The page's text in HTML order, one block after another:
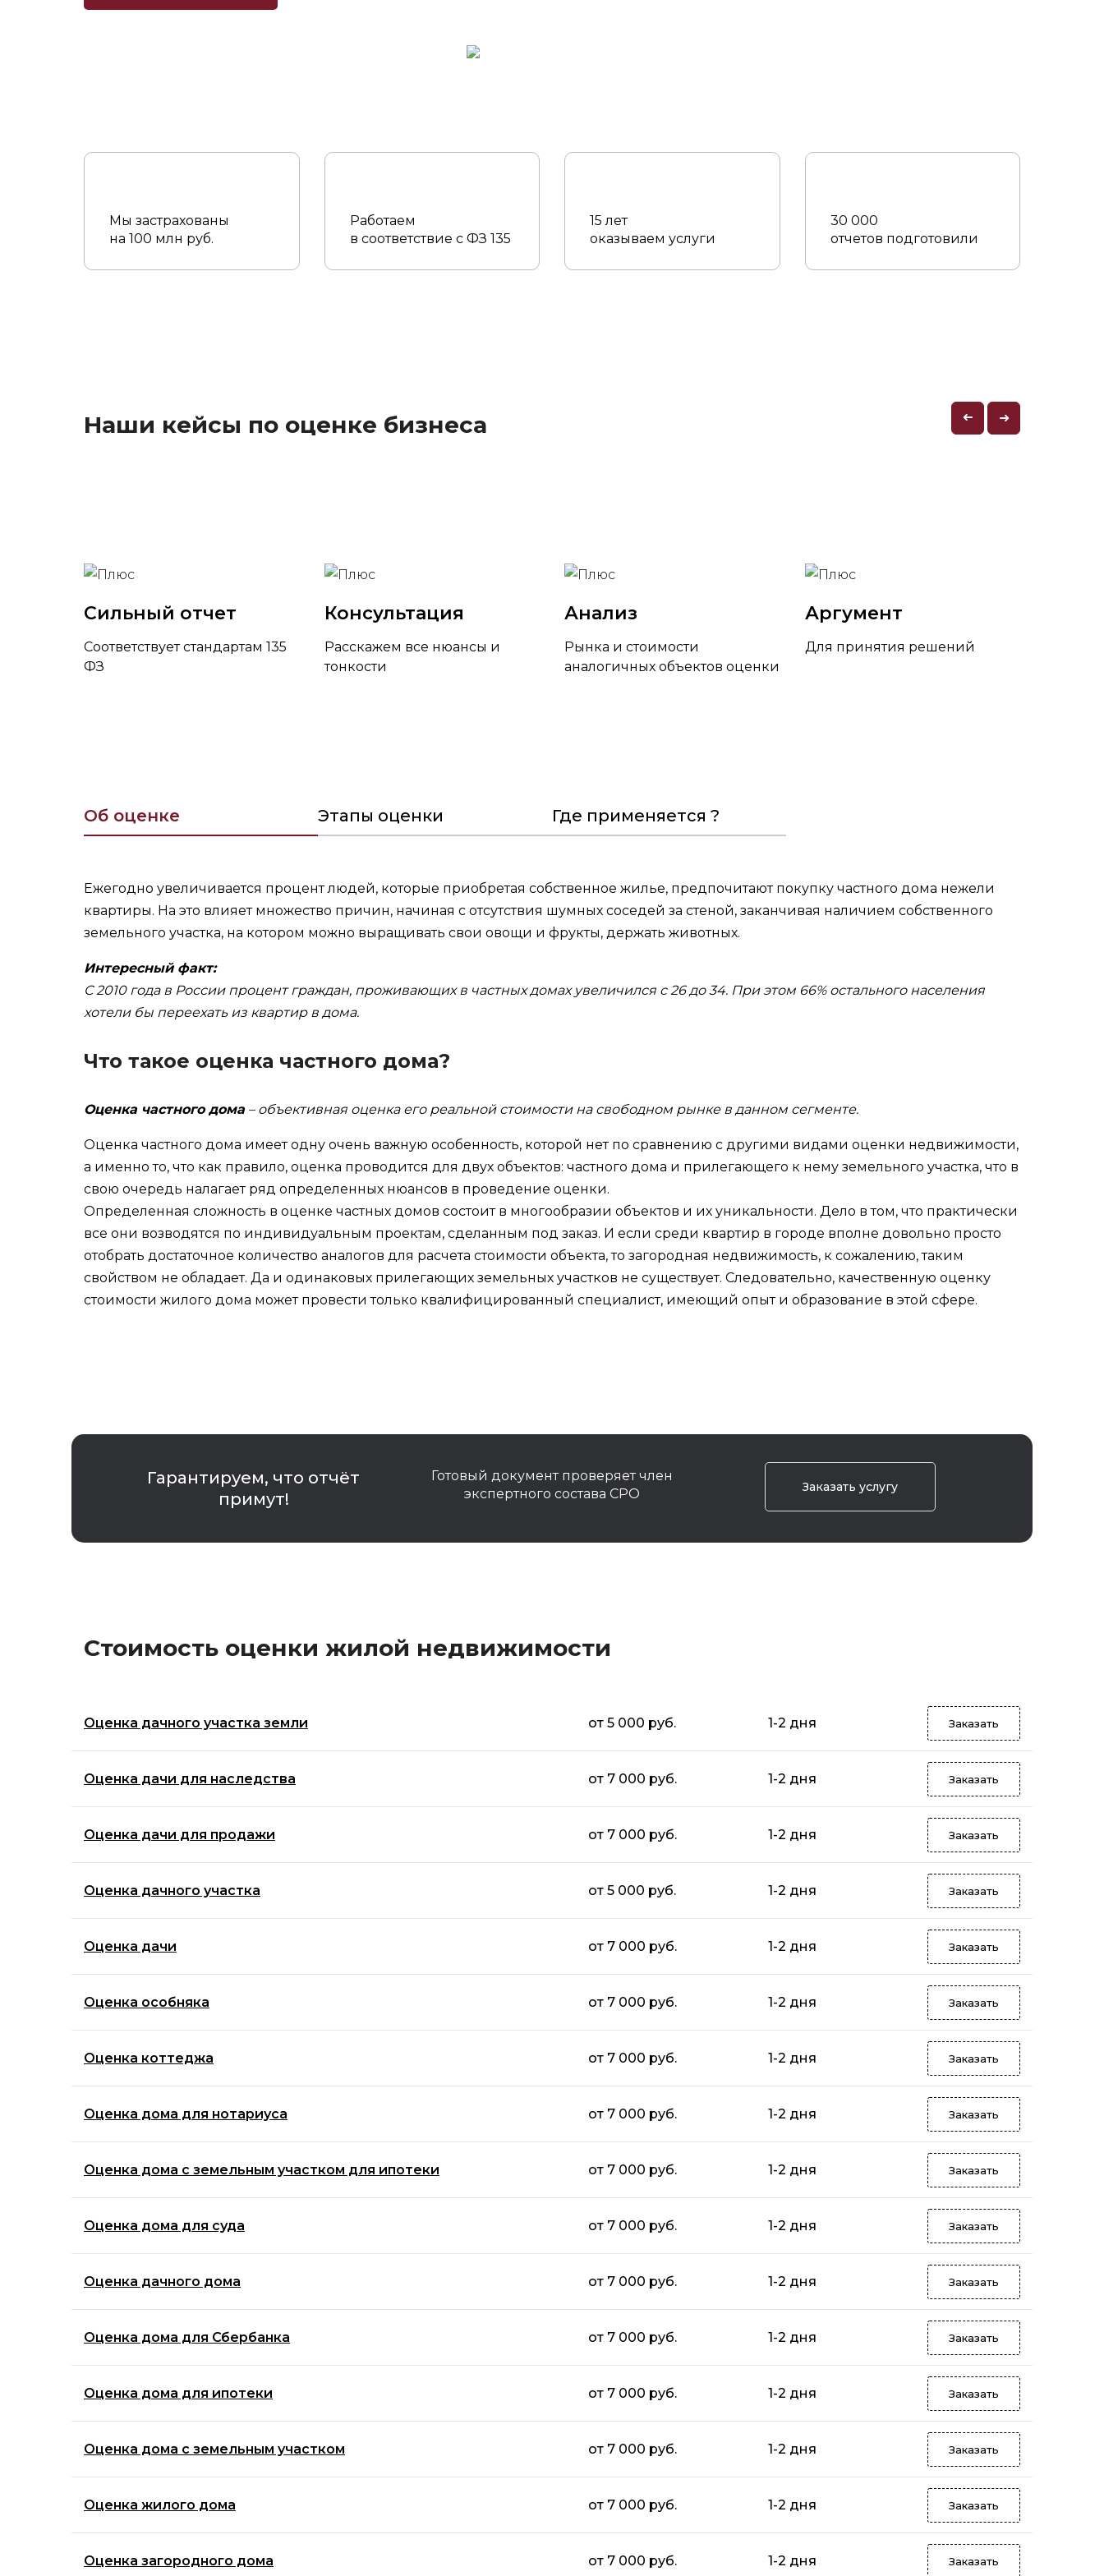
Мы застрахованы
на 100 млн руб.
Работаем
в соответствие с ФЗ 135
15 лет
оказываем услуги
30 000
отчетов подготовили
Наши кейсы по оценке бизнеса ➜ ➜
Сильный отчет
Соответствует стандартам 135
ФЗ
Консультация
Расскажем все нюансы и
тонкости
Анализ
Рынка и стоимости
аналогичных объектов оценки
Аргумент
Для принятия решений
Об оценке Этапы оценки Где применяется ?
Ежегодно увеличивается процент людей, которые приобретая собственное жилье, предпочитают покупку частного дома нежели
квартиры. На это влияет множество причин, начиная с отсутствия шумных соседей за стеной, заканчивая наличием собственного
земельного участка, на котором можно выращивать свои овощи и фрукты, держать животных.
Интересный факт:
С 2010 года в России процент граждан, проживающих в частных домах увеличился с 26 до 34. При этом 66% остального населения
хотели бы переехать из квартир в дома.
Что такое оценка частного дома?
Оценка частного дома – объективная оценка его реальной стоимости на свободном рынке в данном сегменте.
Оценка частного дома имеет одну очень важную особенность, которой нет по сравнению с другими видами оценки недвижимости,
а именно то, что как правило, оценка проводится для двух объектов: частного дома и прилегающего к нему земельного участка, что в
свою очередь налагает ряд определенных нюансов в проведение оценки.
Определенная сложность в оценке частных домов состоит в многообразии объектов и их уникальности. Дело в том, что практически
все они возводятся по индивидуальным проектам, сделанным под заказ. И если среди квартир в городе вполне довольно просто
отобрать достаточное количество аналогов для расчета стоимости объекта, то загородная недвижимость, к сожалению, таким
свойством не обладает. Да и одинаковых прилегающих земельных участков не существует. Следовательно, качественную оценку
стоимости жилого дома может провести только квалифицированный специалист, имеющий опыт и образование в этой сфере.
Гарантируем, что отчёт
примут!
Готовый документ проверяет член
экспертного состава СРО
Заказать услугу
Стоимость оценки жилой недвижимости
Оценка дачного участка земли от 5 000 руб. 1-2 дня Заказать
Оценка дачи для наследства от 7 000 руб. 1-2 дня Заказать
Оценка дачи для продажи от 7 000 руб. 1-2 дня Заказать
Оценка дачного участка от 5 000 руб. 1-2 дня Заказать
Оценка дачи от 7 000 руб. 1-2 дня Заказать
Оценка особняка от 7 000 руб. 1-2 дня Заказать
Оценка коттеджа от 7 000 руб. 1-2 дня Заказать
Оценка дома для нотариуса от 7 000 руб. 1-2 дня Заказать
Оценка дома с земельным участком для ипотеки от 7 000 руб. 1-2 дня Заказать
Оценка дома для суда от 7 000 руб. 1-2 дня Заказать
Оценка дачного дома от 7 000 руб. 1-2 дня Заказать
Оценка дома для Сбербанка от 7 000 руб. 1-2 дня Заказать
Оценка дома для ипотеки от 7 000 руб. 1-2 дня Заказать
Оценка дома с земельным участком от 7 000 руб. 1-2 дня Заказать
Оценка жилого дома от 7 000 руб. 1-2 дня Заказать
Оценка загородного дома от 7 000 руб. 1-2 дня Заказать